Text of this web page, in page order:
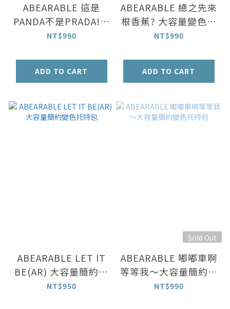
ABEARABLE 這是
PANDA不是PRADA!大
容量變色托特包
NT$990
ADD TO CART
ABEARABLE 總之先來
根香蕉? 大容量變色托
特包
NT$990
ADD TO CART
ABEARABLE LET IT
BE(AR) 大容量簡約變
色托特包
NT$950
Sold Out
ABEARABLE 嘟嘟車啊
等等我～大容量簡約變
色托特包
NT$990